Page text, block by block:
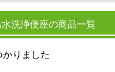
洗浄便座の商品一覧
りました